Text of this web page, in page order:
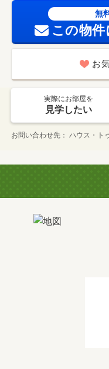
無
この物
お
実際にお部屋を
見学したい
お問い合わせ先 ハウス・ト